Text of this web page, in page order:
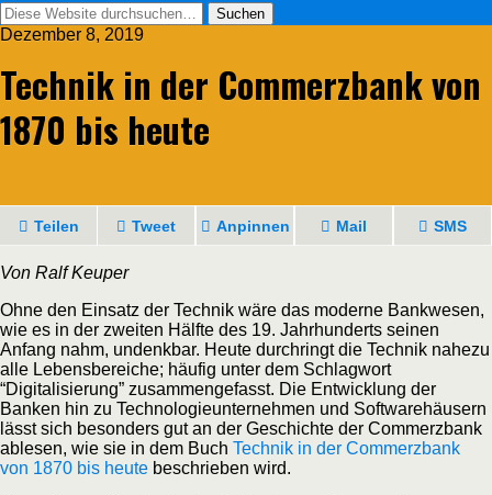
Dezember 8, 2019
Technik in der Commerzbank von
1870 bis heute
Teilen Tweet Anpinnen Mail SMS
Von Ralf Keuper
Ohne den Einsatz der Technik wäre das moderne Bankwesen,
wie es in der zweiten Hälfte des 19. Jahrhunderts seinen
Anfang nahm, undenkbar. Heute durchringt die Technik nahezu
alle Lebensbereiche; häufig unter dem Schlagwort
“Digitalisierung” zusammengefasst. Die Entwicklung der
Banken hin zu Technologieunternehmen und Softwarehäusern
lässt sich besonders gut an der Geschichte der Commerzbank
ablesen, wie sie in dem Buch Technik in der Commerzbank
von 1870 bis heute beschrieben wird.